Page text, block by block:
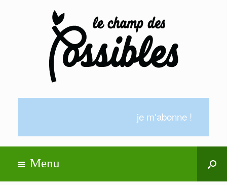
je m'abonne !
Menu